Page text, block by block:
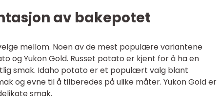
av bakepotet
mellom. Noen av de mest populære variantene
og Yukon Gold. Russet potato er kjent for å ha en
smak. Idaho potato er et populært valg blant
og evne til å tilberedes på ulike måter. Yukon Gold er
smak.